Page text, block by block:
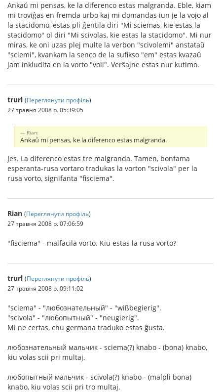
Ankaŭ mi pensas, ke la diferenco estas malgranda. Eble, kiam
mi troviĝas en fremda urbo kaj mi domandas iun je la vojo al
la stacidomo, estas pli ĝentila diri "Mi sciemas, kie estas la
stacidomo" ol diri "Mi scivolas, kie estas la stacidomo". Mi nur
miras, ke oni uzas plej multe la verbon "scivolemi" anstataŭ
"sciemi", kvankam la senco de la sufikso "em" estas kvazaŭ
jam inkludita en la vorto "voli". Verŝajne estas nur kutimo.
trurl (Переглянути профіль)
27 травня 2008 р. 05:39:05
Rian:
Ankaŭ mi pensas, ke la diferenco estas malgranda.
Jes. La diferenco estas tre malgranda. Tamen, bonfama
esperanta-rusa vortaro tradukas la vorton "scivola" per la
rusa vorto, signifanta "fisciema".
Rian (Переглянути профіль)
27 травня 2008 р. 07:06:59
"fisciema" - malfacila vorto. Kiu estas la rusa vorto?
trurl (Переглянути профіль)
27 травня 2008 р. 09:11:02
"sciema" - "любознательный" - "wißbegierig".
"scivola" - "любопытный" - "neugierig".
Mi ne certas, chu germana traduko estas ĝusta.
любознательный мальчик - sciema(?) knabo - (bona) knabo,
kiu volas scii pri multaj.
любопытный мальчик - scivola(?) knabo - (malpli bona)
knabo, kiu volas scii pri tro multaj.